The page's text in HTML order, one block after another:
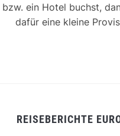
bzw. ein Hotel buchst,
dafür eine kleine
REISEBERICHTE